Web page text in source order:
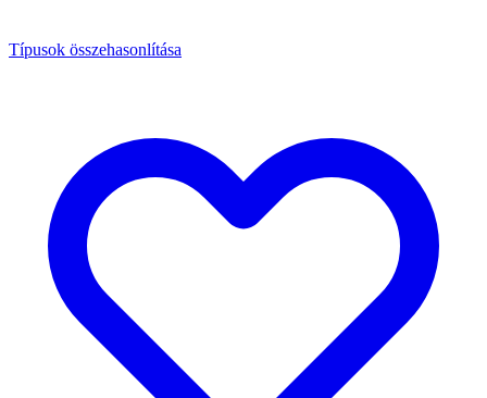
Típusok összehasonlítása